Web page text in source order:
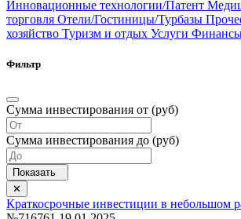
Инновационные технологии/Патент
торговля Отели/Гостиницы/Турбазы
хозяйство Туризм и отдых Услуги
Фильтр
Сумма инвестирования от (руб)
Сумма инвестирования до (руб)
Краткосрочные инвестиции в небольшом